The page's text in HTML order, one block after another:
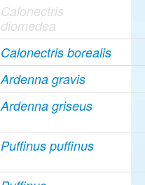
Calonectris
diomedea
Calonectris borealis
Ardenna gravis
Ardenna griseus
Puffinus puffinus